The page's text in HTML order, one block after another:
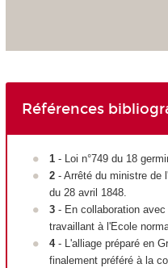
Références
1- Loi n°749 du 18
2- Arrêté du ministre de
du 28 avril 1848.
3- En collaboration avec
travaillant à l'Ecole
4- L'alliage préparé en
finalement préféré à la